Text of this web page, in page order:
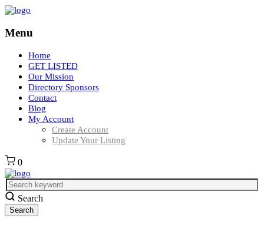
Menu
Home
GET LISTED
Our Mission
Directory Sponsors
Contact
Blog
My Account
Create Account
Update Your Listing
0
Search